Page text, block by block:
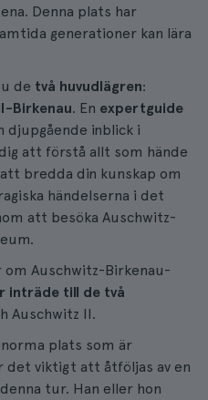
Denna plats har
generationer kan lära
de två huvudlägren:
Birkenau. En expertguide
djupgående inblick i
att förstå allt som hände
bredda din kunskap om
händelserna i det
att besöka Auschwitz-
Auschwitz-Birkenau-
inträde till de två
Auschwitz II.
plats som är
det viktigt att åtföljas av en
tur. Han eller hon